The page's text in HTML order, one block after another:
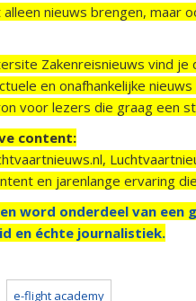
nieuws brengen, maar
Zakenreisnieuws vind
en onafhankelijke
voor lezers die graag een
content:
en jarenlange ervaring
word onderdeel van een
en échte journalistiek.
e-flight academy